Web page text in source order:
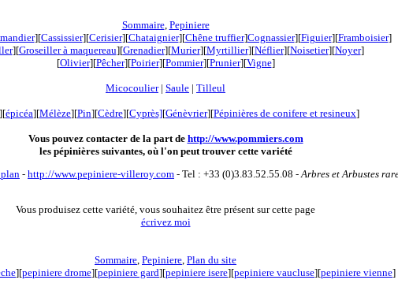
Sommaire, Pepiniere
][Cassissier][Cerisier][Chataignier][Chêne truffier]Cognassier][Figuier][Framboisier]
][Groseiller à maquereau][Grenadier][Murier][Myrtillier][Néflier][Noisetier][Noyer]
[Olivier][Pêcher][Poirier][Pommier][Prunier][Vigne]
Micocoulier| Saule | Tilleul
][épicéa][Mélèze][Pin][Cèdre][Cyprès][Génèvrier][Pépinières de conifere et resineux]
Vous pouvez contacter de la part de http://www.pommiers.com
les pépinières suivantes, où l'on peut trouver cette variété
- http://www.pepiniere-villeroy.com - Tel : +33 (0)3.83.52.55.08 -Arbres et Arbustes
Vous produisez cette variété, vous souhaitez être présent sur cette page
écrivez moi
Sommaire, Pepiniere, Plan du site
][pepiniere drome][pepiniere gard][pepiniere isere][pepiniere vaucluse][pepiniere vienne]